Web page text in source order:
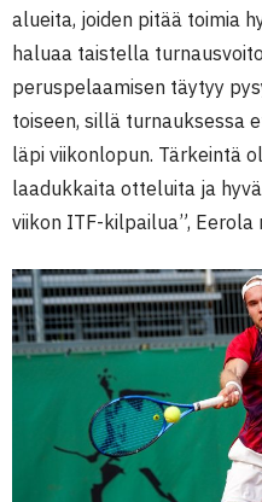
alueita, joiden pitää toimia
haluaa taistella
peruspelaamisen täytyy
toiseen, sillä turnauksessa
läpi viikonlopun. Tärkeintä
laadukkaita otteluita ja
viikon ITF-kilpailua”, Eerola